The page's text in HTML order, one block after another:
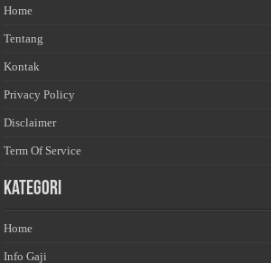
Home
Tentang
Kontak
Privacy Policy
Disclaimer
Term Of Service
Kategori
Home
Info Gaji